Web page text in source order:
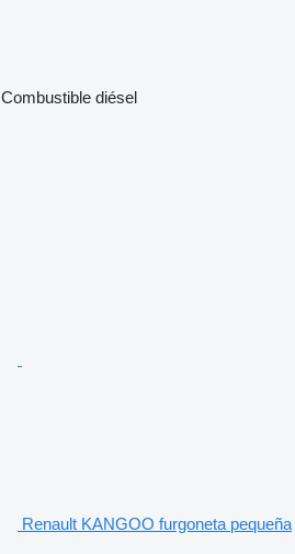
Combustible diésel
Renault KANGOO furgoneta pequeña